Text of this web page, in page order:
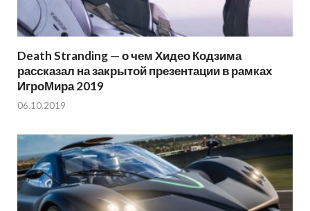
Death Stranding — о чем Хидео Кодзима
рассказал на закрытой презентации в рамках
ИгроМира 2019
06.10.2019